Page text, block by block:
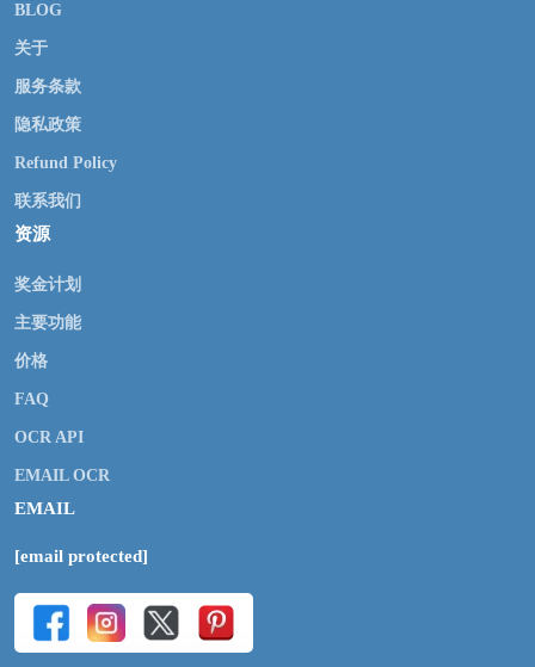
BLOG
关于
服务条款
隐私政策
Refund Policy
联系我们
资源
奖金计划
主要功能
价格
FAQ
OCR API
EMAIL OCR
EMAIL
[email protected]